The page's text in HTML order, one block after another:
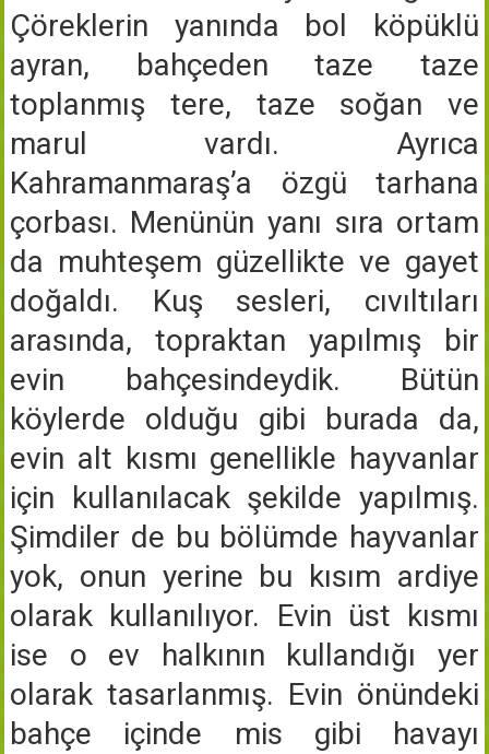
Çöreklerin yanında bol köpüklü
ayran, bahçeden taze taze
toplanmış tere, taze soğan ve
marul vardı. Ayrıca
Kahramanmaraş’a özgü tarhana
çorbası. Menünün yanı sıra ortam
da muhteşem güzellikte ve gayet
doğaldı. Kuş sesleri, cıvıltıları
arasında, topraktan yapılmış bir
evin bahçesindeydik. Bütün
köylerde olduğu gibi burada da,
evin alt kısmı genellikle hayvanlar
için kullanılacak şekilde yapılmış.
Şimdiler de bu bölümde hayvanlar
yok, onun yerine bu kısım ardiye
olarak kullanılıyor. Evin üst kısmı
ise o ev halkının kullandığı yer
olarak tasarlanmış. Evin önündeki
bahçe içinde mis gibi havayı